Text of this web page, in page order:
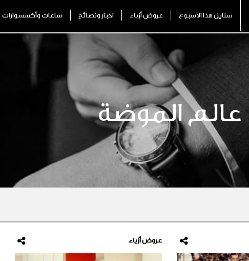
ستايل هذا الأسبوع عروض أزياء اخبار ونصائح ساعات وأكسسوارات
عالم الموضة
عروض أزياء